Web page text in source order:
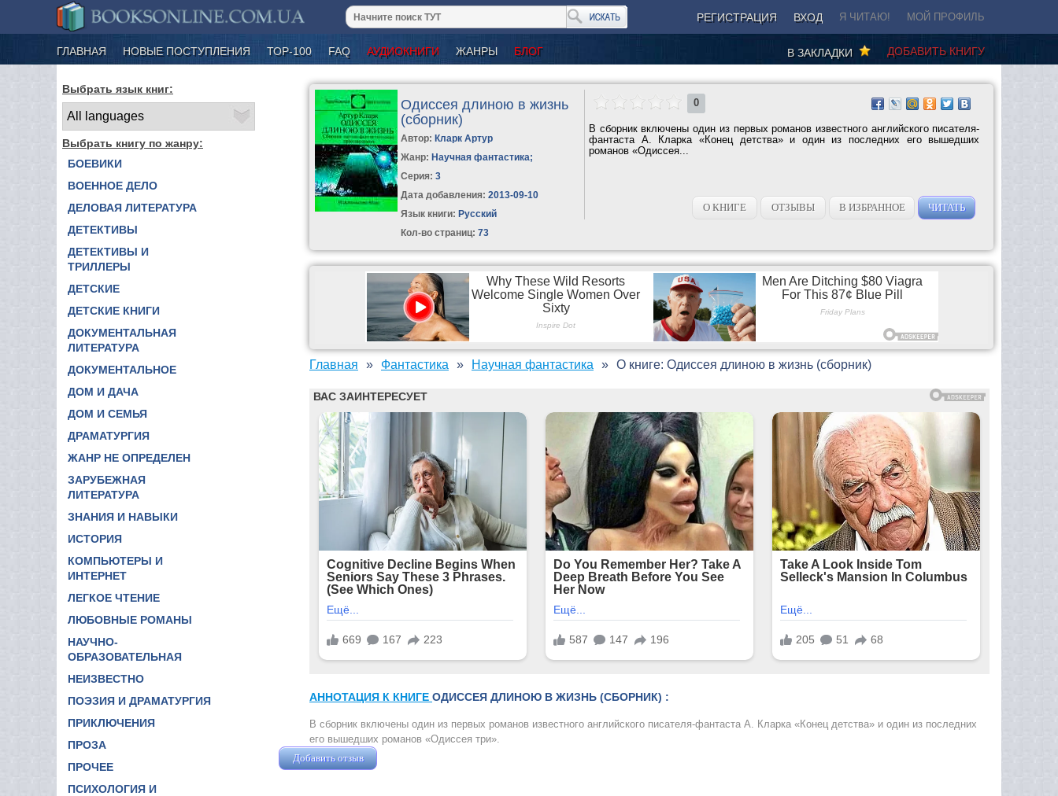
РЕГИСТРАЦИЯ ВХОД Я ЧИТАЮ! МОЙ ПРОФИЛЬ
ГЛАВНАЯ НОВЫЕ ПОСТУПЛЕНИЯ ТОР-100 FAQ АУДИОКНИГИ ЖАНРЫ БЛОГ ДОБАВИТЬ КНИГУ
В ЗАКЛАДКИ
Выбрать язык книг:
Выбрать книгу по жанру:
БОЕВИКИ
ВОЕННОЕ ДЕЛО
ДЕЛОВАЯ ЛИТЕРАТУРА
ДЕТЕКТИВЫ
ДЕТЕКТИВЫ И
ТРИЛЛЕРЫ
ДЕТСКИЕ
ДЕТСКИЕ КНИГИ
ДОКУМЕНТАЛЬНАЯ
ЛИТЕРАТУРА
ДОКУМЕНТАЛЬНОЕ
ДОМ И ДАЧА
ДОМ И СЕМЬЯ
ДРАМАТУРГИЯ
ЖАНР НЕ ОПРЕДЕЛЕН
ЗАРУБЕЖНАЯ
ЛИТЕРАТУРА
ЗНАНИЯ И НАВЫКИ
ИСТОРИЯ
КОМПЬЮТЕРЫ И
ИНТЕРНЕТ
ЛЕГКОЕ ЧТЕНИЕ
ЛЮБОВНЫЕ РОМАНЫ
НАУЧНО-
ОБРАЗОВАТЕЛЬНАЯ
НЕИЗВЕСТНО
ПОЭЗИЯ И ДРАМАТУРГИЯ
ПРИКЛЮЧЕНИЯ
ПРОЗА
ПРОЧЕЕ
ПСИХОЛОГИЯ И
Одиссея длиною в жизнь
(сборник)
Автор: Кларк Артур
Жанр: Научная фантастика;
Серия:3
Дата добавления: 2013-09-10
Язык книги: Русский
Кол-во страниц: 73
0
В сборник включены один из первых романов известного английского писателя-
фантаста А. Кларка «Конец детства» и один из последних его вышедших
романов «Одиссея...
О КНИГЕ ОТЗЫВЫ В ИЗБРАННОЕ ЧИТАТЬ
Главная Фантастика Научная фантастика О книге: Одиссея длиною в жизнь (сборник)
АННОТАЦИЯ К КНИГЕ ОДИССЕЯ ДЛИНОЮ В ЖИЗНЬ (СБОРНИК) :
В сборник включены один из первых романов известного английского писателя-фантаста А. Кларка «Конец детства» и один из последних
его вышедших романов «Одиссея три».
Добавить отзыв